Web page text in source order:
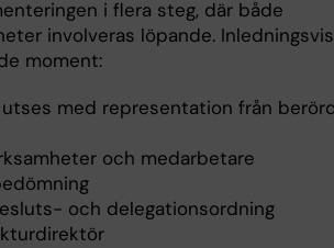
i flera steg, där både
involveras löpande. Inledningsvis
moment:
med representation från
och medarbetare
och delegationsordning